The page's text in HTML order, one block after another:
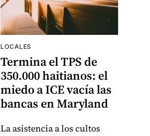
LOCALES
Termina el TPS de
350.000 haitianos: el
miedo a ICE vacía las
bancas en Maryland
La asistencia a los cultos